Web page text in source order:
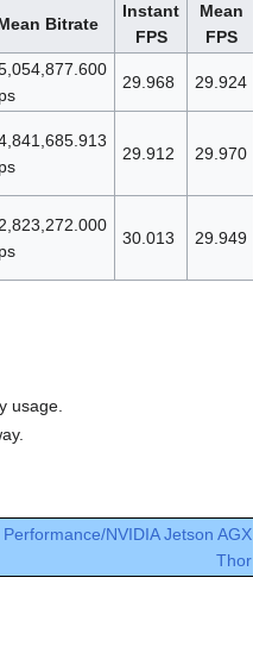
Bitrate
Instant
FPS
Mean
FPS
29.968 29.924
29.912 29.970
30.013 29.949
usage.
Performance/NVIDIA Jetson AGX
Thor